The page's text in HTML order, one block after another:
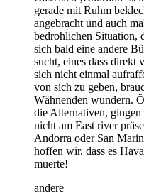
gerade mit Ruhm
angebracht und auch
bedrohlichen Situation,
sich bald eine andere
sucht, eines dass direkt
sich nicht einmal
von sich zu geben,
Wähnenden wundern.
die Alternativen,
nicht am East river
Andorra oder San
hoffen wir, dass es
muerte!
andere